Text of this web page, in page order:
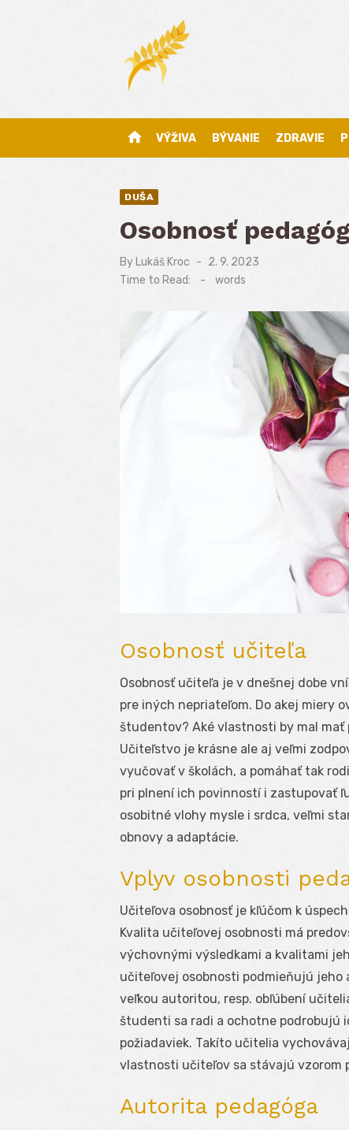
home VÝŽIVA BÝVANIE ZDRAVIE
DUŠA
Osobnosť
By Lukáš Kroc
Posted
on
2. 9. 2023
Time to Read:
- words
Osobnosť učiteľa
Osobnosť učiteľa je v dnešnej dobe
pre iných nepriateľom. Do akej miery
študentov? Aké vlastnosti by mal mať
Učiteľstvo je krásne ale aj veľmi
vyučovať v školách, a pomáhať tak
pri plnení ich povinností i zastupovať
osobitné vlohy mysle i srdca, veľmi
obnovy a adaptácie.
Vplyv osobnosti
Učiteľova osobnosť je kľúčom k
Kvalita učiteľovej osobnosti má
výchovnými výsledkami a kvalitami
učiteľovej osobnosti podmieňujú jeho
veľkou autoritou, resp. obľúbení
študenti sa radi a ochotne podrobujú
požiadaviek. Takíto učitelia
vlastnosti učiteľov sa stávajú vzorom
Autorita pedagóga